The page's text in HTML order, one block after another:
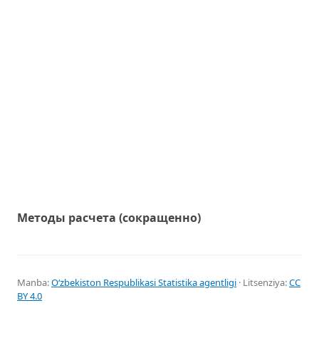
Методы расчета (сокращенно)
Manba:Oʻzbekiston Respublikasi Statistika agentligi · Litsenziya:CC
BY 4.0